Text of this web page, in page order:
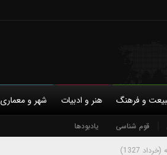
ما حمایت مالی حریم خصوصی
و فرهنگ هنر و ادبیات شهر و معماری
قوم شناسی یادبودها
1327)